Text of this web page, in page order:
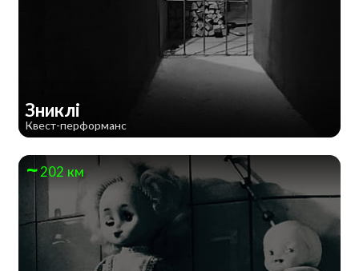
Зниклі
Квест-перформанс
202 км